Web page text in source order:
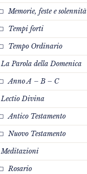
Memorie, feste e solennità
Tempi forti
Tempo Ordinario
La Parola della Domenica
Anno A – B – C
Lectio Divina
Antico Testamento
Nuovo Testamento
Meditazioni
Rosario